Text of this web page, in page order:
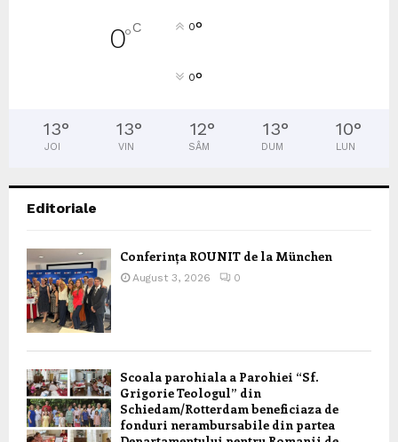
0°C 0°
0°
13°
JOI
13°
VIN
12°
SÂM
13°
DUM
10°
LUN
Editoriale
Conferința ROUNIT de la München
August 3, 2026 0
Scoala parohiala a Parohiei “Sf.
Grigorie Teologul” din
Schiedam/Rotterdam beneficiaza de
fonduri nerambursabile din partea